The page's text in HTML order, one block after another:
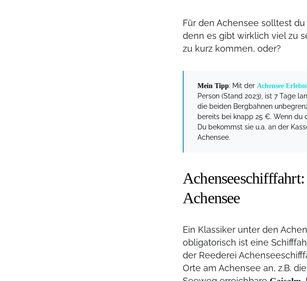
Für den Achensee solltest
denn es gibt wirklich viel zu
zu kurz kommen, oder?
Mein Tipp: Mit der Achensee
Person (Stand 2023), ist 7 Tage
die beiden Bergbahnen
bereits bei knapp 25 €. Wenn du
Du bekommst sie u.a. an der
Achensee.
Achensee
Ein Klassiker unter den
obligatorisch ist eine
der Reederei
Orte am Achensee an, z.B.